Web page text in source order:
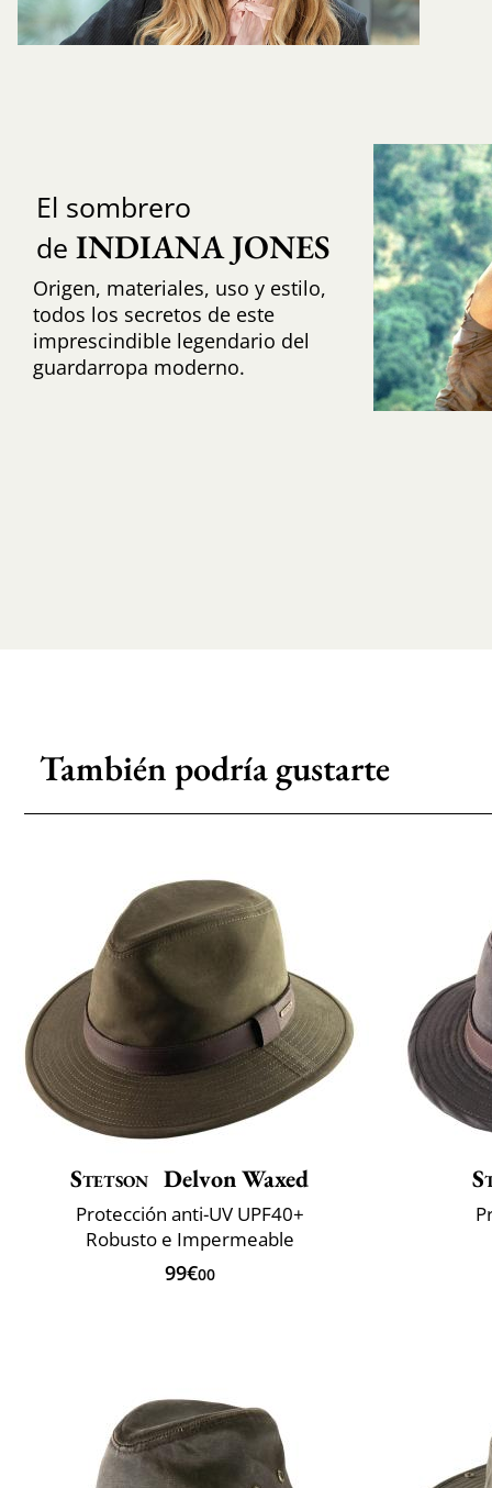
El sombrero
de INDIANA JONES
Origen, materiales, uso y estilo,
todos los secretos de este
imprescindible legendario del
guardarropa moderno.
También podría gustarte
Stetson Delvon Waxed
Protección anti-UV UPF40+
Robusto e Impermeable
99€00